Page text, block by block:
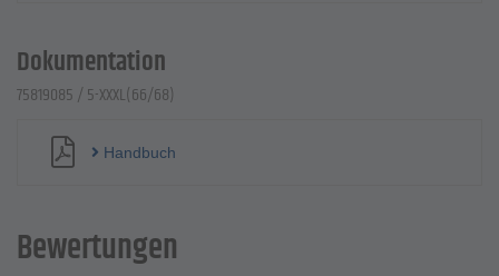
Dokumentation
75819085 / 5-XXXL(66/68)
Handbuch
Bewertungen